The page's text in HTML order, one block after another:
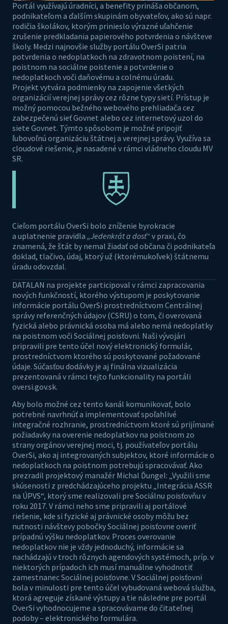
Portál využívajú úradníci, a benefity prináša občanom,
podnikateľom a ďalším skupinám obyvateľov, ako sú napr.
rodičia školákov, ktorým prinieslo výrazné uľahčenie
zrušenie predkladania papierového potvrdenia o návšteve
školy. Medzi najnovšie služby portálu OverSi patria
potvrdenia o nedoplatkoch na zdravotnom poistení, na
poistnom na sociálne poistenie a potvrdenie o
nedoplatkoch voči daňovému a colnému úradu.
Projekt vytvára podmienky na zapojenie všetkých
organizácií verejnej správy cez rôzne typy sietí. Prístup je
možný pomocou bežného webového prehliadača cez
zabezpečenú sieť Govnet alebo cez internetový uzol do
siete Govnet. Týmto spôsobom je možné pripojiť
ľubovoľnú organizáciu štátnej a verejnej správy. Využíva sa
cloudové riešenie, je nasadené v rámci vládneho cloudu MV
SR.
Cieľom portálu OverSi bolo zníženie byrokracie
a uplatnenie pravidla „Jedenkrát a dosť“v praxi, čo
znamená, že štát by nemal žiadať od občana či podnikateľa
doklad, tlačivo, údaj, ktorý už (ktorémukoľvek) štátnemu
úradu odovzdal.
DATALAN na projekte participoval v rámci zapracovania
nových funkčností, ktorého výstupom je poskytovanie
informácie portálu OverSi prostredníctvom Centrálnej
správy referenčných údajov (CSRU) o tom, či overovaná
fyzická alebo právnická osoba má alebo nemá nedoplatky
na poistnom voči Sociálnej poisťovni. Naši vývojári
pripravili pre tento účel nový elektronický formulár,
prostredníctvom ktorého sú poskytované požadované
údaje. Súčasťou dodávky je aj finálna vizualizácia
prezentovaná v rámci tejto funkcionality na portáli
oversi.gov.sk.
Aby bolo možné cez tento kanál komunikovať, bolo
potrebné navrhnúť a implementovať spoľahlivé
integračné rozhranie, prostredníctvom ktoré sú prijímané
požiadavky na overenie nedoplatkov na poistnom zo
strany orgánov verejnej moci, tj. používateľov portálu
OverSi, ako aj integrovaných subjektov, ktoré informácie o
nedoplatkoch na poistnom potrebujú spracovávať. Ako
prezradil projektový manažér Michal Ďungel: „Využili sme
skúsenosti z predchádzajúceho projektu „Integrácia ASSR
na ÚPVS“, ktorý sme realizovali pre Sociálnu poisťovňu v
roku 2017. V rámci neho sme pripravili aj portálové
riešenie, kde si fyzické aj právnické osoby môžu bez
nutnosti návštevy pobočky Sociálnej poisťovne overiť
prípadnú výšku nedoplatkov. Proces overovanie
nedoplatkov nie je vždy jednoduchý, informácie sa
nachádzajú v troch rôznych agendových systémoch, príp. v
niektorých prípadoch ich musí manuálne vyhodnotiť
zamestnanec Sociálnej poisťovne. V Sociálnej poisťovni
bola v minulosti pre tento účel vybudovaná webová služba,
ktorá agreguje získané výstupy a tie následne pre portál
OverSi vyhodnocujeme a spracovávame do čitateľnej
podoby – elektronického formulára.